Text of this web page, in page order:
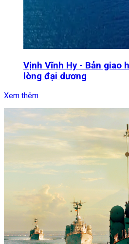
Vịnh Vĩnh Hy - Bản giao
lòng đại dương
Xem thêm